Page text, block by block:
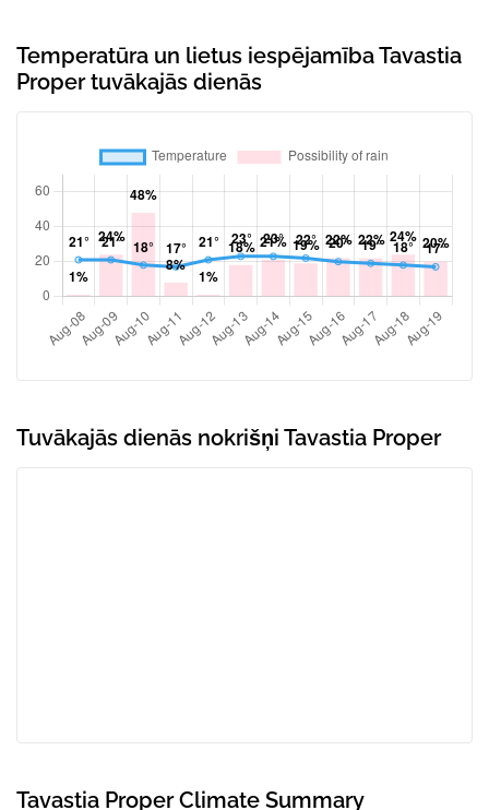
Temperatūra un lietus iespējamība Tavastia
Proper tuvākajās dienās
Tuvākajās dienās nokrišņi Tavastia Proper
Tavastia Proper Climate Summary